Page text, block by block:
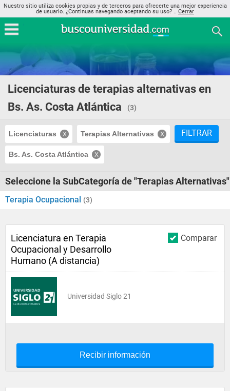
Nuestro sitio utiliza cookies propias y de terceros para ofrecerte una mejor experiencia
de usuario. ¿Continuas navegando aceptando su uso? .. Cerrar
Licenciaturas de terapias alternativas en
Bs. As. Costa Atlántica
(3)
Licenciaturas Terapias Alternativas
Bs. As. Costa Atlántica
FILTRAR
Seleccione la SubCategoría de "Terapias Alternativas"
Terapia Ocupacional (3)
Comparar
Licenciatura en Terapia
Ocupacional y Desarrollo
Humano (A distancia)
Universidad Siglo 21
Recibir información